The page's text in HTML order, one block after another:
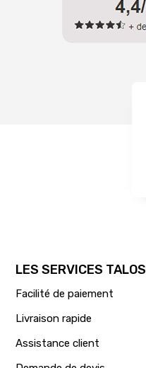
LES SERVICES TALOS
Facilité de paiement
Livraison rapide
Assistance client